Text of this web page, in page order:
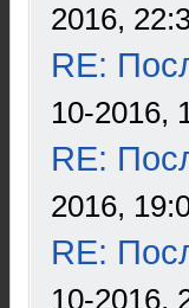
2016,
RE:
10-2016,
RE:
2016,
RE:
10-2016,